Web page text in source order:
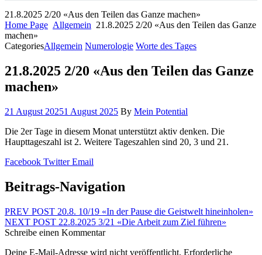
21.8.2025 2/20 «Aus den Teilen das Ganze machen»
Home Page Allgemein 21.8.2025 2/20 «Aus den Teilen das Ganze
machen»
CategoriesAllgemein Numerologie Worte des Tages
21.8.2025 2/20 «Aus den Teilen das Ganze
machen»
21 August 20251 August 2025 By Mein Potential
Die 2er Tage in diesem Monat unterstützt aktiv denken. Die
Haupttageszahl ist 2. Weitere Tageszahlen sind 20, 3 und 21.
Facebook Twitter Email
Beitrags-Navigation
PREV POST 20.8. 10/19 «In der Pause die Geistwelt hineinholen»
NEXT POST 22.8.2025 3/21 «Die Arbeit zum Ziel führen»
Schreibe einen Kommentar
Deine E-Mail-Adresse wird nicht veröffentlicht. Erforderliche